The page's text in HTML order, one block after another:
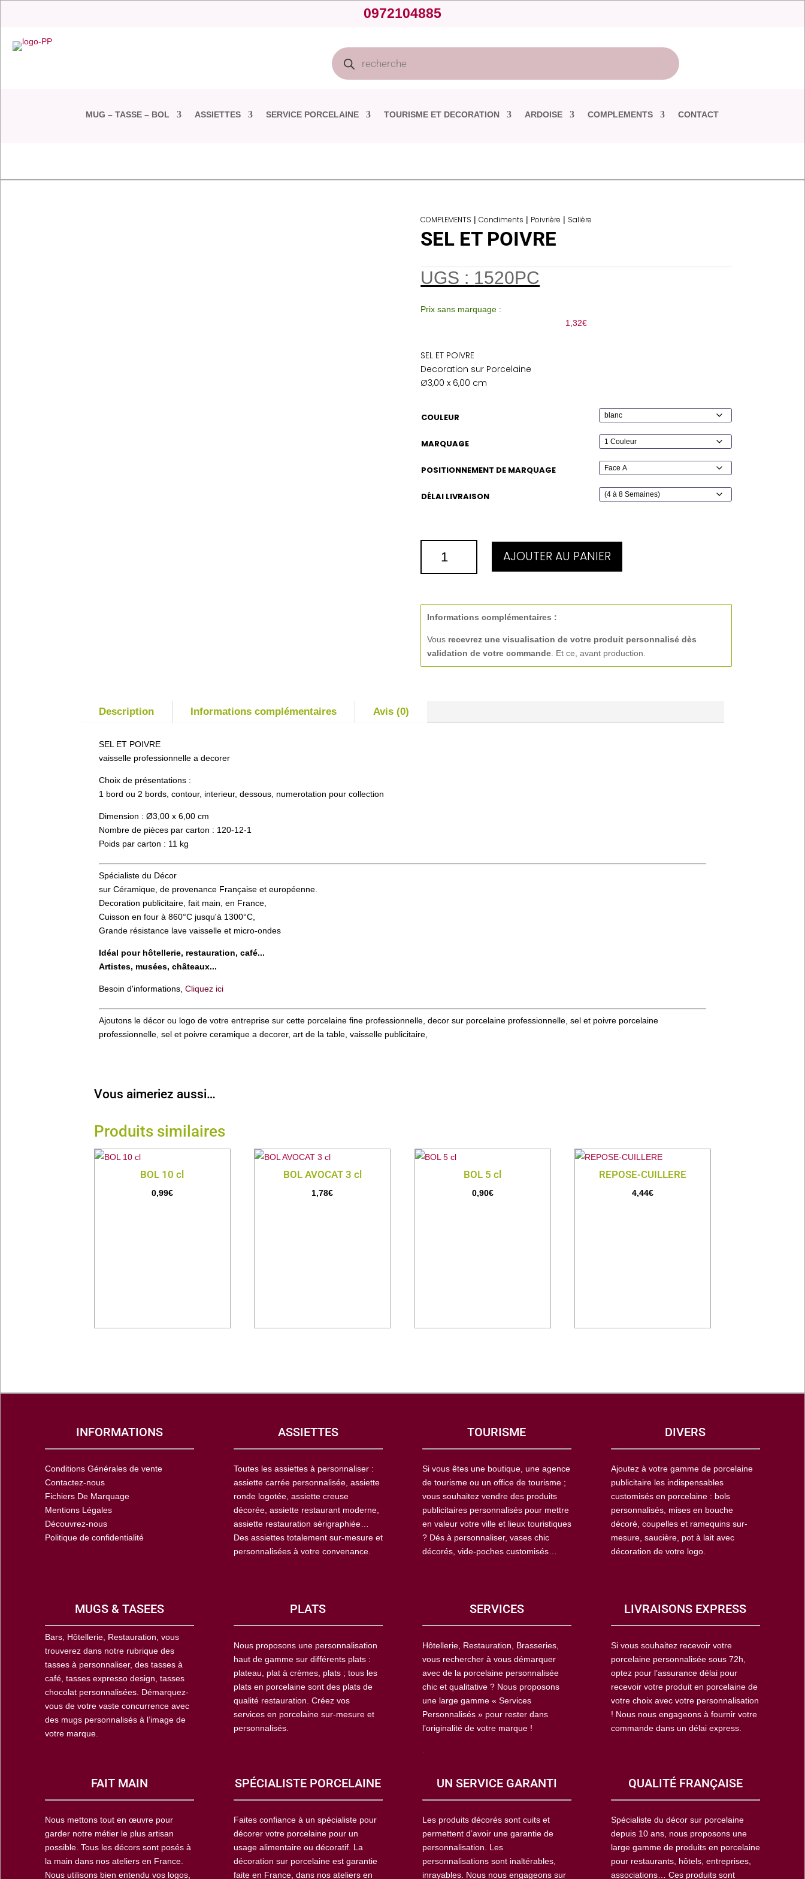
0972104885
Recherche
de
produits
MUG – TASSE – BOL ASSIETTES SERVICE PORCELAINE TOURISME ET DECORATION ARDOISE COMPLEMENTS CONTACT
COMPLEMENTS |Condiments | Poivrière | Salière
SEL ET POIVRE
UGS : 1520PC
Prix sans marquage :
1,32€
SEL ET POIVRE
Decoration sur Porcelaine
Ø3,00 x 6,00 cm
COULEUR
MARQUAGE
POSITIONNEMENT DE MARQUAGE
DÉLAI LIVRAISON
SEL
AJOUTER AU PANIER
Informations complémentaires :
Vous recevrez une visualisation de votre produit personnalisé dès
validation de votre commande . Et ce, avant production.
Description Informations complémentaires Avis (0)
SEL ET POIVRE
vaisselle professionnelle a decorer
Choix de présentations :
1 bord ou 2 bords, contour, interieur, dessous, numerotation pour collection
Dimension : Ø3,00 x 6,00 cm
Nombre de pièces par carton : 120-12-1
Poids par carton : 11 kg
Spécialiste du Décor
sur Céramique, de provenance Française et européenne.
Decoration publicitaire, fait main, en France,
Cuisson en four à 860°C jusqu'à 1300°C,
Grande résistance lave vaisselle et micro-ondes
Idéal pour hôtellerie, restauration, café...
Artistes, musées, châteaux...
Besoin d'informations,Cliquez ici
Ajoutons le décor ou logo de votre entreprise sur cette porcelaine fine professionnelle, decor sur porcelaine professionnelle, sel et poivre porcelaine
professionnelle, sel et poivre ceramique a decorer, art de la table, vaisselle publicitaire,
Vous aimeriez aussi…
Produits similaires
BOL 10 cl
0,99€
BOL AVOCAT 3 cl
1,78€
BOL 5 cl
0,90€
REPOSE-CUILLERE
4,44€
INFORMATIONS
Conditions Générales de vente
Contactez-nous
Fichiers De Marquage
Mentions Légales
Découvrez-nous
Politique de confidentialité
ASSIETTES
Toutes les assiettes à personnaliser :
assiette carrée personnalisée, assiette
ronde logotée, assiette creuse
décorée, assiette restaurant moderne,
assiette restauration sérigraphiée…
Des assiettes totalement sur-mesure et
personnalisées à votre convenance.
TOURISME
Si vous êtes une boutique, une agence
de tourisme ou un office de tourisme ;
vous souhaitez vendre des produits
publicitaires personnalisés pour mettre
en valeur votre ville et lieux touristiques
? Dés à personnaliser, vases chic
décorés, vide-poches customisés…
DIVERS
Ajoutez à votre gamme de porcelaine
publicitaire les indispensables
customisés en porcelaine : bols
personnalisés, mises en bouche
décoré, coupelles et ramequins sur-
mesure, saucière, pot à lait avec
décoration de votre logo.
MUGS & TASEES
Bars, Hôtellerie, Restauration, vous
trouverez dans notre rubrique des
tasses à personnaliser, des tasses à
café, tasses expresso design, tasses
chocolat personnalisées. Démarquez-
vous de votre vaste concurrence avec
des mugs personnalisés à l’image de
votre marque.
PLATS
Nous proposons une personnalisation
haut de gamme sur différents plats :
plateau, plat à crèmes, plats ; tous les
plats en porcelaine sont des plats de
qualité restauration. Créez vos
services en porcelaine sur-mesure et
personnalisés.
SERVICES
Hôtellerie, Restauration, Brasseries,
vous rechercher à vous démarquer
avec de la porcelaine personnalisée
chic et qualitative ? Nous proposons
une large gamme « Services
Personnalisés » pour rester dans
l’originalité de votre marque !
LIVRAISONS EXPRESS
Si vous souhaitez recevoir votre
porcelaine personnalisée sous 72h,
optez pour l’assurance délai pour
recevoir votre produit en porcelaine de
votre choix avec votre personnalisation
! Nous nous engageons à fournir votre
commande dans un délai express.
FAIT MAIN
Nous mettons tout en œuvre pour
garder notre métier le plus artisan
possible. Tous les décors sont posés à
la main dans nos ateliers en France.
Nous utilisons bien entendu vos logos,
SPÉCIALISTE PORCELAINE
Faites confiance à un spécialiste pour
décorer votre porcelaine pour un
usage alimentaire ou décoratif. La
décoration sur porcelaine est garantie
faite en France, dans nos ateliers en
UN SERVICE GARANTI
Les produits décorés sont cuits et
permettent d’avoir une garantie de
personnalisation. Les
personnalisations sont inaltérables,
inrayables. Nous nous engageons sur
QUALITÉ FRANÇAISE
Spécialiste du décor sur porcelaine
depuis 10 ans, nous proposons une
large gamme de produits en porcelaine
pour restaurants, hôtels, entreprises,
associations… Ces produits sont